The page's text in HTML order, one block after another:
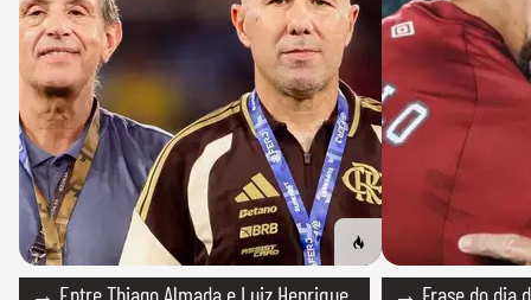
→ Entre Thiago Almada e Luiz Henrique,
→ Frase do dia